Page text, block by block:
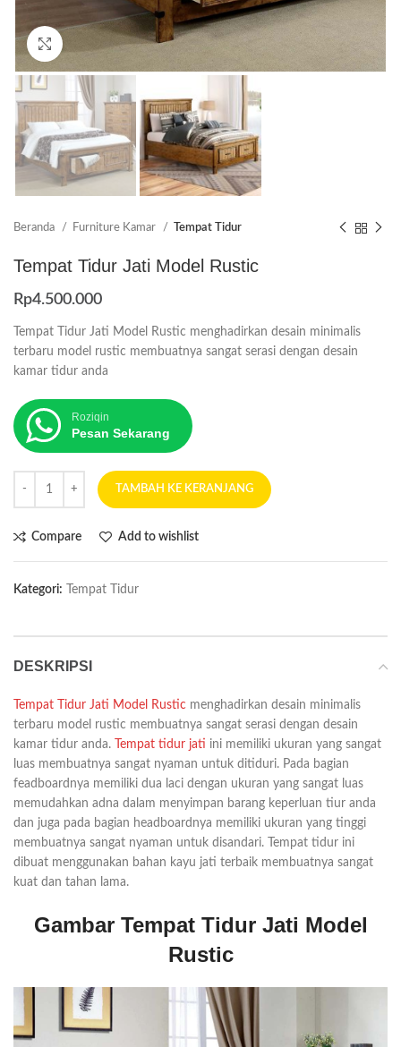
Click to enlarge
Beranda Furniture Kamar Tempat Tidur
Tempat Tidur Jati Model Rustic
Rp4.500.000
Tempat Tidur Jati Model Rustic menghadirkan desain minimalis
terbaru model rustic membuatnya sangat serasi dengan desain
kamar tidur anda
Roziqin
Pesan Sekarang
TAMBAH KE KERANJANG
Compare Add to wishlist
Kategori: Tempat Tidur
DESKRIPSI
Tempat Tidur Jati Model Rustic menghadirkan desain minimalis
terbaru model rustic membuatnya sangat serasi dengan desain
kamar tidur anda.
Tempat tidur jati ini memiliki ukuran yang sangat
luas membuatnya sangat nyaman untuk ditiduri. Pada bagian
feadboardnya memiliki dua laci dengan ukuran yang sangat luas
memudahkan adna dalam menyimpan barang keperluan tiur anda
dan juga pada bagian headboardnya memiliki ukuran yang tinggi
membuatnya sangat nyaman untuk disandari. Tempat tidur ini
dibuat menggunakan bahan kayu jati terbaik membuatnya sangat
kuat dan tahan lama.
Gambar Tempat Tidur Jati Model
Rustic